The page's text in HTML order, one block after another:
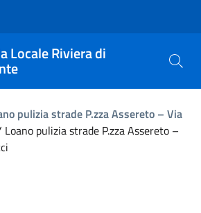
Locale Riviera di
pulizia strade P.zza Assereto – Via
Loano pulizia strade P.zza Assereto –